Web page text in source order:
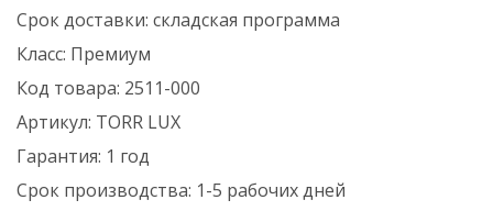
Срок доставки: складская программа
Класс: Премиум
Код товара: 2511-000
Артикул: TORR LUX
Гарантия: 1 год
Срок производства: 1-5 рабочих дней